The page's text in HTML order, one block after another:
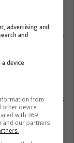
rregullat,
marrin leje nga
- MINUTË PAS
advertising and
and
device
from
other device
with 369
and our partners